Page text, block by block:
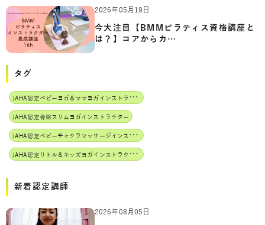
2026年05月19日
今大注目【BMMピラティス資格講座と
は？】コアからカ…
タグ
J
AHA認定ベビーヨガ＆ママヨガインストラクター
JAHA認定骨盤スリムヨガインストラクター
J
AHA認定ベビーチャクラマッサージインストラクター
J
AHA認定リトル＆キッズヨガインストラクター
新着認定講師
2026年08月05日